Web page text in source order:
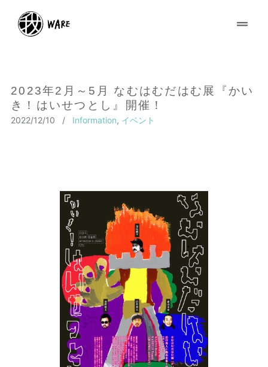
2023年2月～5月 なむはむだはむ展『かい
き！はいせつとし』開催！
2022/12/10 / Information, イベント